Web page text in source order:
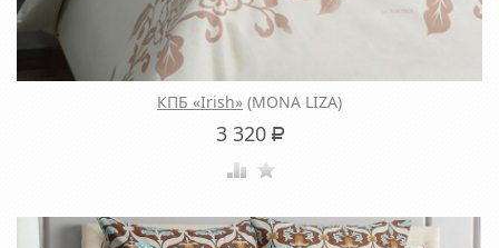
КПБ «Irish» (MONA LIZA)
3 320 Р